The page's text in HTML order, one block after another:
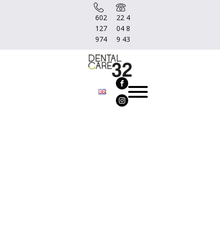
602
127
974
22 4
04 8
9 43